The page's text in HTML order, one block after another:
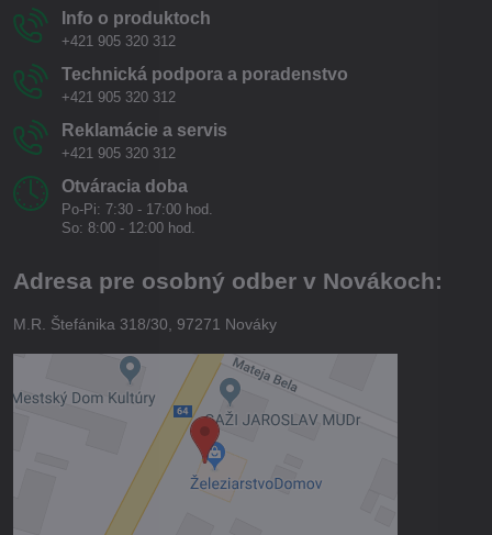
Info o produktoch
+421 905 320 312
Technická podpora a poradenstvo
+421 905 320 312
Reklamácie a servis
+421 905 320 312
Otváracia doba
Po-Pi: 7:30 - 17:00 hod.
So: 8:00 - 12:00 hod.
Adresa pre osobný odber v Novákoch:
M.R. Štefánika 318/30, 97271 Nováky